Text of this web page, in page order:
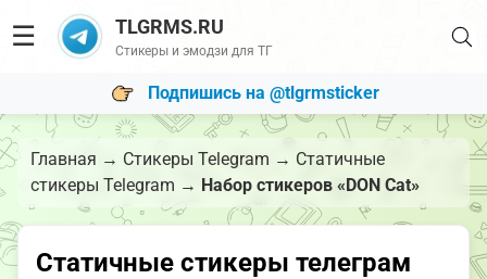
☰ TLGRMS.RU
Стикеры и эмодзи для ТГ
Подпишись на @tlgrmsticker
Главная → Стикеры Telegram → Статичные
стикеры Telegram → Набор стикеров «DON Cat»
Статичные стикеры телеграм